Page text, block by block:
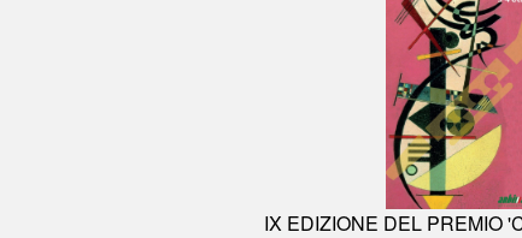
IX EDIZIONE DEL PREMIO